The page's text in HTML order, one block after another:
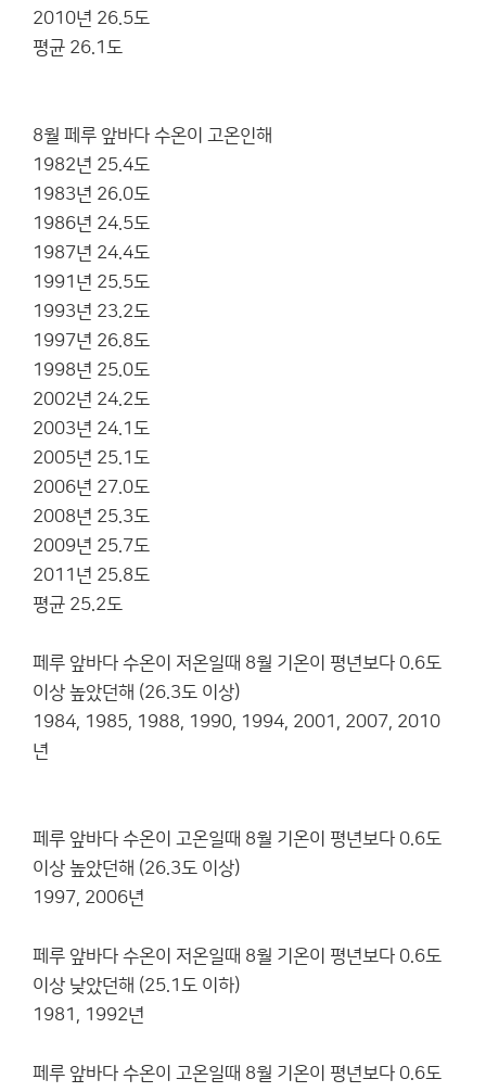
2010년 26.5도
평균 26.1도
8월 페루 앞바다 수온이 고온인해
1982년 25.4도
1983년 26.0도
1986년 24.5도
1987년 24.4도
1991년 25.5도
1993년 23.2도
1997년 26.8도
1998년 25.0도
2002년 24.2도
2003년 24.1도
2005년 25.1도
2006년 27.0도
2008년 25.3도
2009년 25.7도
2011년 25.8도
평균 25.2도
페루 앞바다 수온이 저온일때 8월 기온이 평년보다 0.6도
이상 높았던해 (26.3도 이상)
1984, 1985, 1988, 1990, 1994, 2001, 2007, 2010
년
페루 앞바다 수온이 고온일때 8월 기온이 평년보다 0.6도
이상 높았던해 (26.3도 이상)
1997, 2006년
페루 앞바다 수온이 저온일때 8월 기온이 평년보다 0.6도
이상 낮았던해 (25.1도 이하)
1981, 1992년
페루 앞바다 수온이 고온일때 8월 기온이 평년보다 0.6도